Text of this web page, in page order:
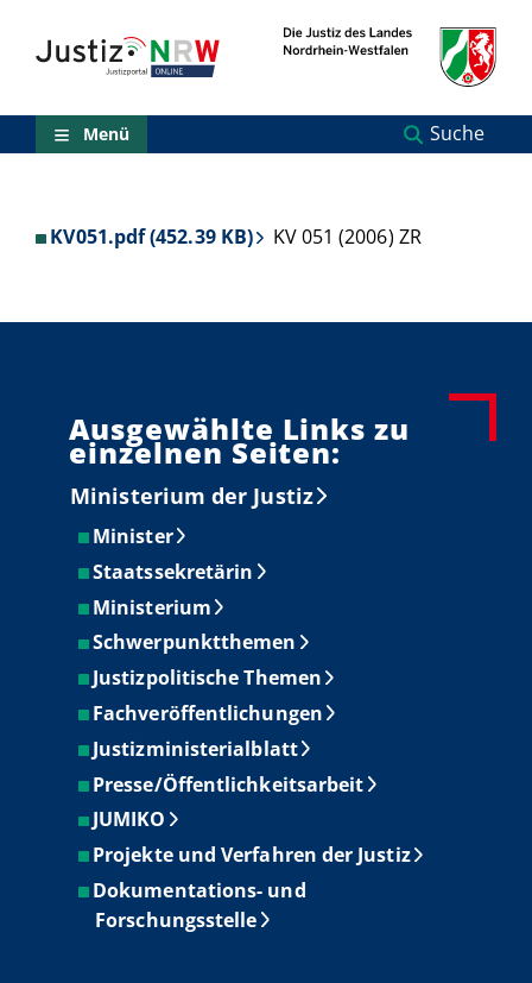
Inhalt
(Sprungmarken)
Menü
Zur
Entscheidungssuche
Zum
Links
einzelnen
Seiten
Menü Suche
KV051.pdf (452.39 KB) KV 051 (2006) ZR
Ausgewählte Links zu
einzelnen Seiten:
Ministerium der Justiz
Minister
Staatssekretärin
Ministerium
Schwerpunktthemen
Justizpolitische Themen
Fachveröffentlichungen
Justizministerialblatt
Presse/Öffentlichkeitsarbeit
JUMIKO
Projekte und Verfahren der Justiz
Dokumentations- und
Forschungsstelle